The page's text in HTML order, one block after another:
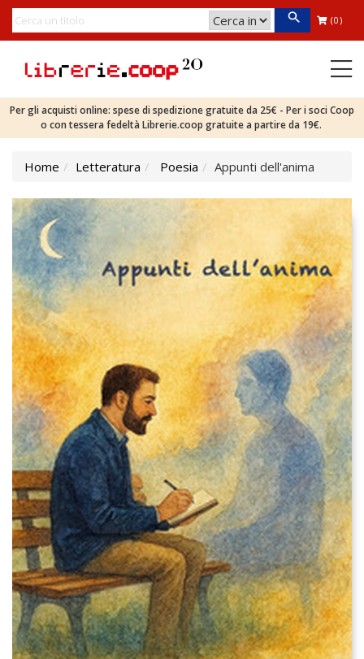
(0)
Per gli acquisti online: spese di spedizione gratuite da 25€ - Per i soci Coop
o con tessera fedeltà Librerie.coop gratuite a partire da 19€.
Home Letteratura Poesia Appunti dell'anima